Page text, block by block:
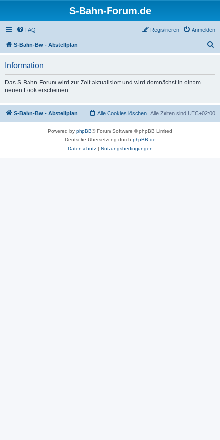
S-Bahn-Forum.de
FAQ Anmelden
Registrieren
S-Bahn-Bw - Abstellplan
Information
Das S-Bahn-Forum wird zur Zeit aktualisiert und wird demnächst in einem
neuen Look erscheinen.
S-Bahn-Bw - Abstellplan Alle Zeiten sind UTC+02:00
Alle Cookies löschen
Powered by phpBB® Forum Software © phpBB Limited
Deutsche Übersetzung durch phpBB.de
Datenschutz| Nutzungsbedingungen